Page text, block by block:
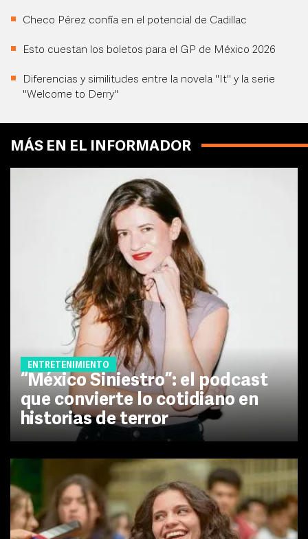
Checo Pérez confía en el potencial de Cadillac
Esto cuestan los boletos para el GP de México 2026
Diferencias y similitudes entre la novela "It" y la serie
"Welcome to Derry"
MÁS EN EL INFORMADOR
ENTRETENIMIENTO
“México Siniestro”: el podcast
que convierte lo cotidiano en
historias de terror